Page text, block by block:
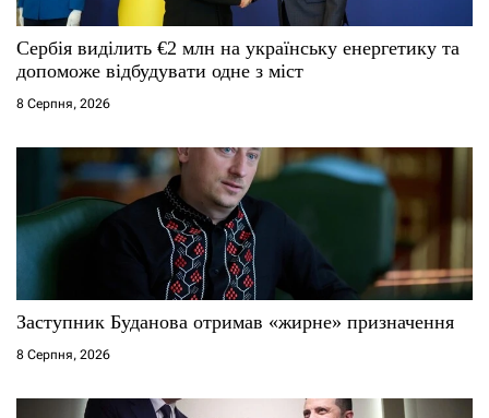
с
і
в
Сербія виділить €2 млн на українську енергетику та
допоможе відбудувати одне з міст
8 Серпня, 2026
Заступник Буданова отримав «жирне» призначення
8 Серпня, 2026